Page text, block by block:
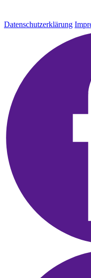
Datenschutzerklärung